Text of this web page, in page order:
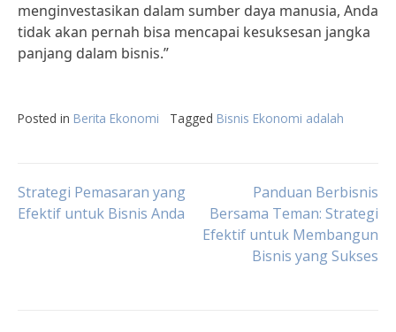
menginvestasikan dalam sumber daya manusia, Anda
tidak akan pernah bisa mencapai kesuksesan jangka
panjang dalam bisnis.”
Posted in Berita Ekonomi Tagged Bisnis Ekonomi adalah
Post
Strategi Pemasaran yang
Efektif untuk Bisnis Anda
Panduan Berbisnis
Bersama Teman: Strategi
Efektif untuk Membangun
Bisnis yang Sukses